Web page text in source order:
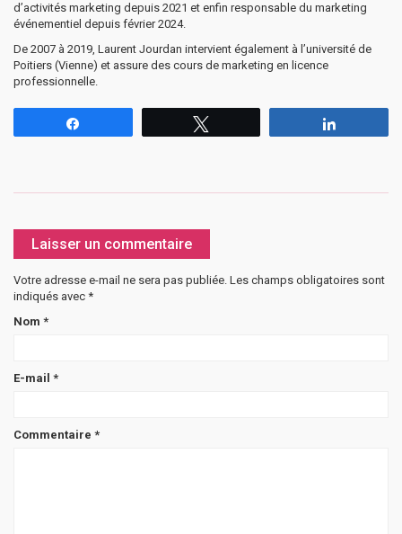
d’activités marketing depuis 2021 et enfin responsable du marketing
événementiel depuis février 2024.
De 2007 à 2019, Laurent Jourdan intervient également à l’université de
Poitiers (Vienne) et assure des cours de marketing en licence
professionnelle.
Laisser un commentaire
Votre adresse e-mail ne sera pas publiée. Les champs obligatoires sont
indiqués avec *
Nom *
E-mail *
Commentaire *